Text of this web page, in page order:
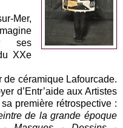
Mer,
ses
XXe
de céramique Lafourcade.
d’Entr’aide aux Artistes
première rétrospective :
de la grande époque